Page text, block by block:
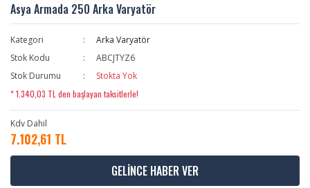
Asya Armada 250 Arka Varyatör
Kategori
Arka Varyatör
Stok Kodu
ABCJTYZ6
Stok Durumu
Stokta Yok
* 1.340,03 TL den başlayan taksitlerle!
Kdv Dahil
7.102,61 TL
GELİNCE HABER VER